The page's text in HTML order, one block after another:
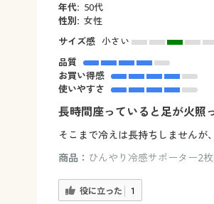
年代: 50代
性別: 女性
サイズ感 小さい
品質
お買い得感
使いやすさ
長時間座っていると足が火照
そこまで冷えは長持ちしませんが
商品： ひんやり冷感サポーター2
役に立った 1